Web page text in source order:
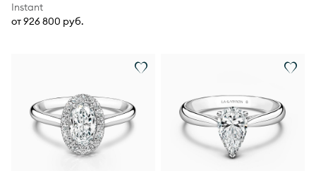
Instant
от 926 800 руб.